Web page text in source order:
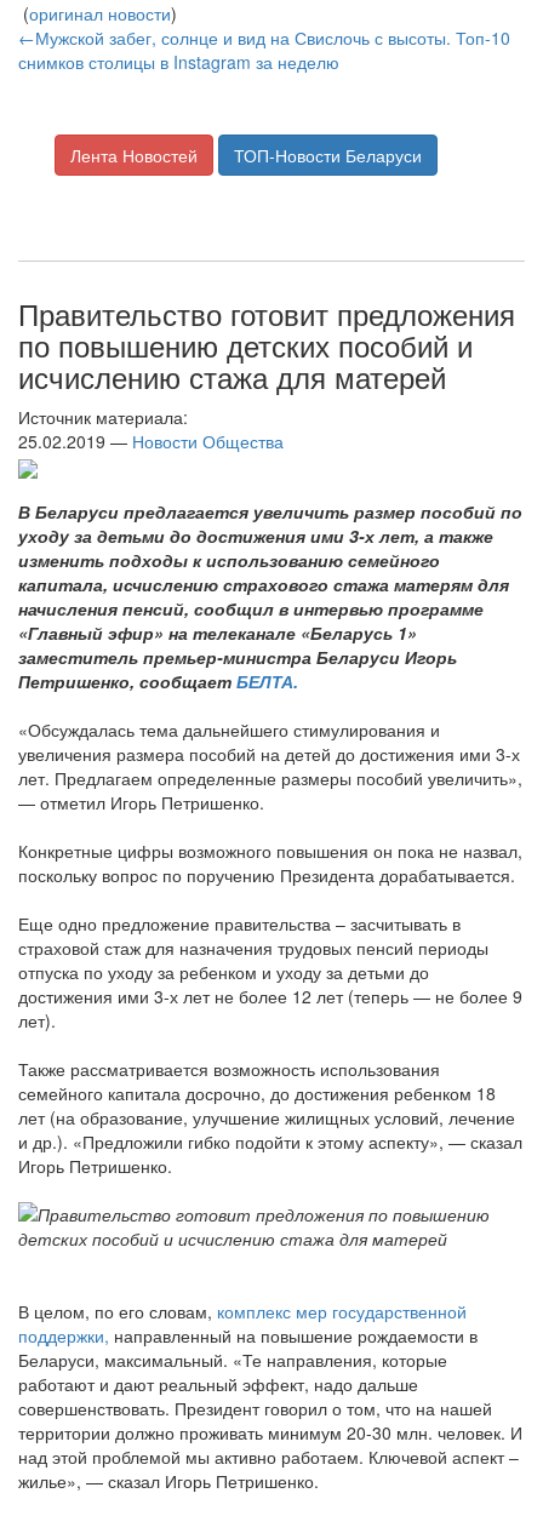
(оригинал новости)
←Мужской забег, солнце и вид на Свислочь с высоты. Топ-10
снимков столицы в Instagram за неделю
Лента Новостей ТОП-Новости Беларуси
Правительство готовит предложения
по повышению детских пособий и
исчислению стажа для матерей
Источник материала:
25.02.2019 — Новости Общества
В Беларуси предлагается увеличить размер пособий по
уходу за детьми до достижения ими 3-х лет, а также
изменить подходы к использованию семейного
капитала, исчислению страхового стажа матерям для
начисления пенсий, сообщил в интервью программе
«Главный эфир» на телеканале «Беларусь 1»
заместитель премьер-министра Беларуси Игорь
Петришенко, сообщает БЕЛТА.
«Обсуждалась тема дальнейшего стимулирования и
увеличения размера пособий на детей до достижения ими 3-х
лет. Предлагаем определенные размеры пособий увеличить»,
— отметил Игорь Петришенко.
Конкретные цифры возможного повышения он пока не назвал,
поскольку вопрос по поручению Президента дорабатывается.
Еще одно предложение правительства – засчитывать в
страховой стаж для назначения трудовых пенсий периоды
отпуска по уходу за ребенком и уходу за детьми до
достижения ими 3-х лет не более 12 лет (теперь — не более 9
лет).
Также рассматривается возможность использования
семейного капитала досрочно, до достижения ребенком 18
лет (на образование, улучшение жилищных условий, лечение
и др.). «Предложили гибко подойти к этому аспекту», — сказал
Игорь Петришенко.
В целом, по его словам, комплекс мер государственной
поддержки, направленный на повышение рождаемости в
Беларуси, максимальный. «Те направления, которые
работают и дают реальный эффект, надо дальше
совершенствовать. Президент говорил о том, что на нашей
территории должно проживать минимум 20-30 млн. человек. И
над этой проблемой мы активно работаем. Ключевой аспект –
жилье», — сказал Игорь Петришенко.